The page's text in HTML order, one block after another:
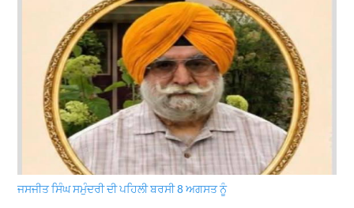
ਜਸਜੀਤ ਸਿੰਘ ਸਮੁੰਦਰੀ ਦੀ ਪਹਿਲੀ ਬਰਸੀ 8 ਅਗਸਤ ਨੂੰ